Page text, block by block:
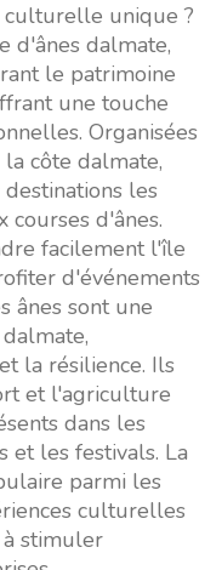
culturelle unique ?
d'ânes dalmate,
le patrimoine
une touche
Organisées
côte dalmate,
les
courses d'ânes.
facilement l'île
d'événements
ânes sont une
la résilience. Ils
et l'agriculture
dans les
et les festivals. La
parmi les
culturelles
stimuler